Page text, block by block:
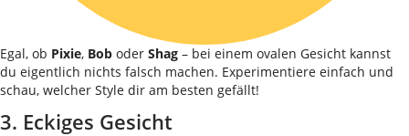
Egal, ob Pixie, Bob oder Shag – bei einem ovalen Gesicht kannst
du eigentlich nichts falsch machen. Experimentiere einfach und
schau, welcher Style dir am besten gefällt!
3. Eckiges Gesicht